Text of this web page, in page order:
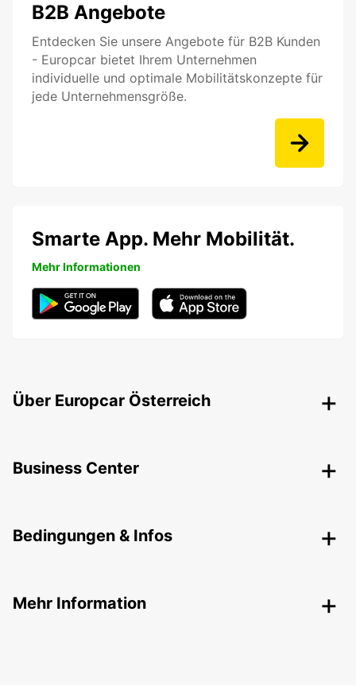
B2B Angebote
Entdecken Sie unsere Angebote für B2B Kunden
- Europcar bietet Ihrem Unternehmen
individuelle und optimale Mobilitätskonzepte für
jede Unternehmensgröße.
Smarte App. Mehr Mobilität.
Mehr Informationen
Über Europcar Österreich
Business Center
Bedingungen & Infos
Mehr Information